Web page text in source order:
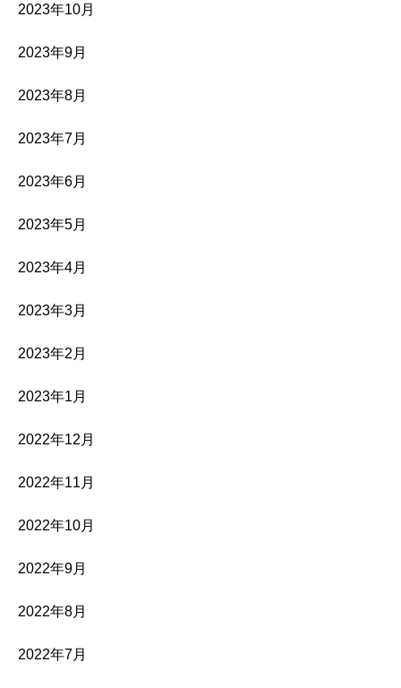
2023年10月
2023年9月
2023年8月
2023年7月
2023年6月
2023年5月
2023年4月
2023年3月
2023年2月
2023年1月
2022年12月
2022年11月
2022年10月
2022年9月
2022年8月
2022年7月